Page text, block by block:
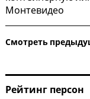
Монтевидео
Смотреть